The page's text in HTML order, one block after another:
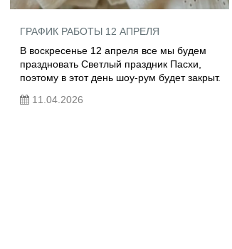
ГРАФИК РАБОТЫ 12 АПРЕЛЯ
В воскресенье 12 апреля все мы будем
праздновать Светлый праздник Пасхи,
поэтому в этот день шоу-рум будет закрыт.
11.04.2026